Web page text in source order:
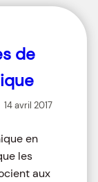
de
14 avril 2017
en
les
aux